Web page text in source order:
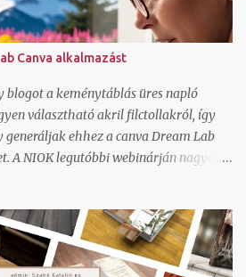
és 5 témaindító poszttal,
és lendületet kap a csoport kevés
beállítjuk a Trustindex saját felületedet
időben egy időpontfoglaló
a bemutatkozó részt, a...
Canva alkalmazást
blogot a keménytáblás üres napló
választható akril filctollakról, így
ehhez a canva Dream Lab
A NIOK legutóbbi webinárján nagyon
éppen most dekorálja egy néni. 4
rövid barna hajú, szemüveges, 50 éves
egy ablak előtt áll, az ablakból egy